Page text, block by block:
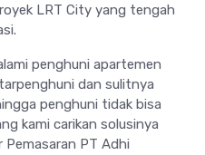
LRT City yang tengah
penghuni apartemen
dan sulitnya
penghuni tidak bisa
kami carikan solusinya
Pemasaran PT Adhi